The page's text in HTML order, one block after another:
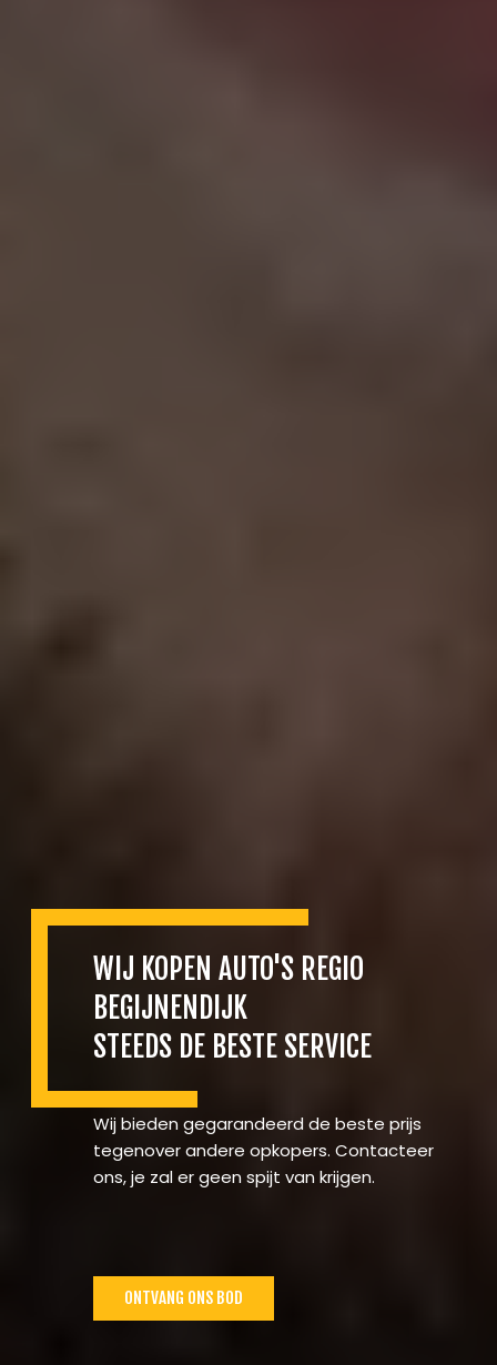
WIJ KOPEN AUTO'S REGIO
BEGIJNENDIJK
STEEDS DE BESTE SERVICE
Wij bieden gegarandeerd de beste prijs
tegenover andere opkopers. Contacteer
ons, je zal er geen spijt van krijgen.
ONTVANG ONS BOD